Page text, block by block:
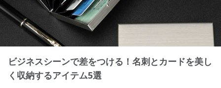
ビジネスシーンで差をつける！名刺とカードを美し
く収納するアイテム5選